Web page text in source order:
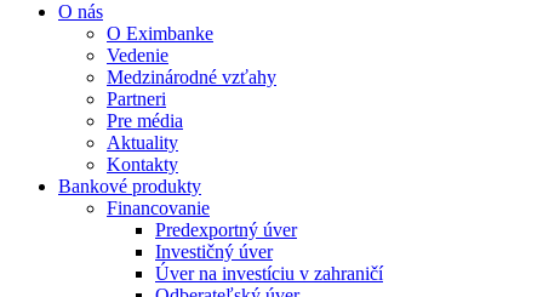
O nás
O Eximbanke
Vedenie
Medzinárodné vzťahy
Partneri
Pre média
Aktuality
Kontakty
Bankové produkty
Financovanie
Predexportný úver
Investičný úver
Úver na investíciu v zahraničí